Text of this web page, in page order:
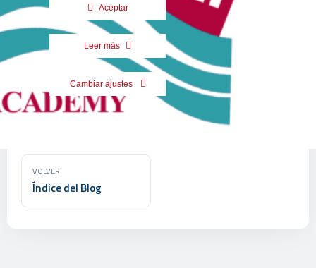
VOLVER
Índice del Blog
Aceptar
Leer más
Cambiar ajustes